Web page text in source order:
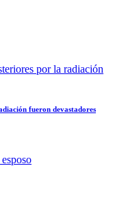
fueron devastadores